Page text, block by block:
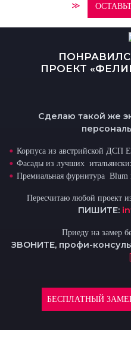
≫
ПРОЕКТ
Сделаю такой же
Корпуса из австрийской ДСП
Фасады из лучших
Премиальная фурнитура Blum
Пересчитаю любой проект
ПИШИТЕ:
Приеду на замер
ЗВОНИТЕ, профи-
БЕСПЛАТНЫЙ